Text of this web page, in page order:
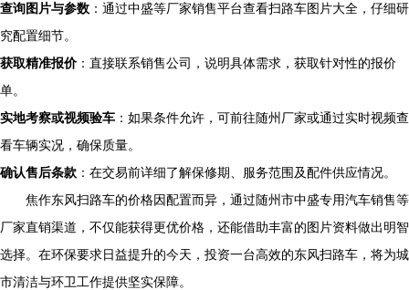
查询图片与参数 ：通过中盛等厂家销售平台查看扫路车图片大全，仔细研
究配置细节。
获取精准报价：直接联系销售公司，说明具体需求，获取针对性的报价
单。
实地考察或视频验车 ：如果条件允许，可前往随州厂家或通过实时视频查
看车辆实况，确保质量。
确认售后条款 ：在交易前详细了解保修期、服务范围及配件供应情况。
焦作东风扫路车的价格因配置而异，通过随州市中盛专用汽车销售等
厂家直销渠道，不仅能获得更优价格，还能借助丰富的图片资料做出明智
选择。在环保要求日益提升的今天，投资一台高效的东风扫路车，将为城
市清洁与环卫工作提供坚实保障。